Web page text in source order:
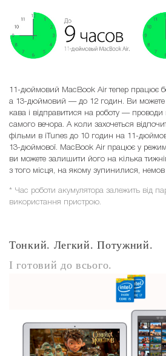
11-дюймовий MacBook Air тепер працює
а 13-дюймовий — до 12 годин. Ви можете
кава і відправитися на роботу —
самого вечора. А коли захочеться
фільми в iTunes до 10 годин на 11-
13-дюймової. MacBook Air працює у
ви можете залишити його на кілька
з того місця, на якому зупинилися,
* Час роботи акумулятора залежить від
використання пристрою.
Тонкий. Легкий. Потужний.
І готовий до всього.